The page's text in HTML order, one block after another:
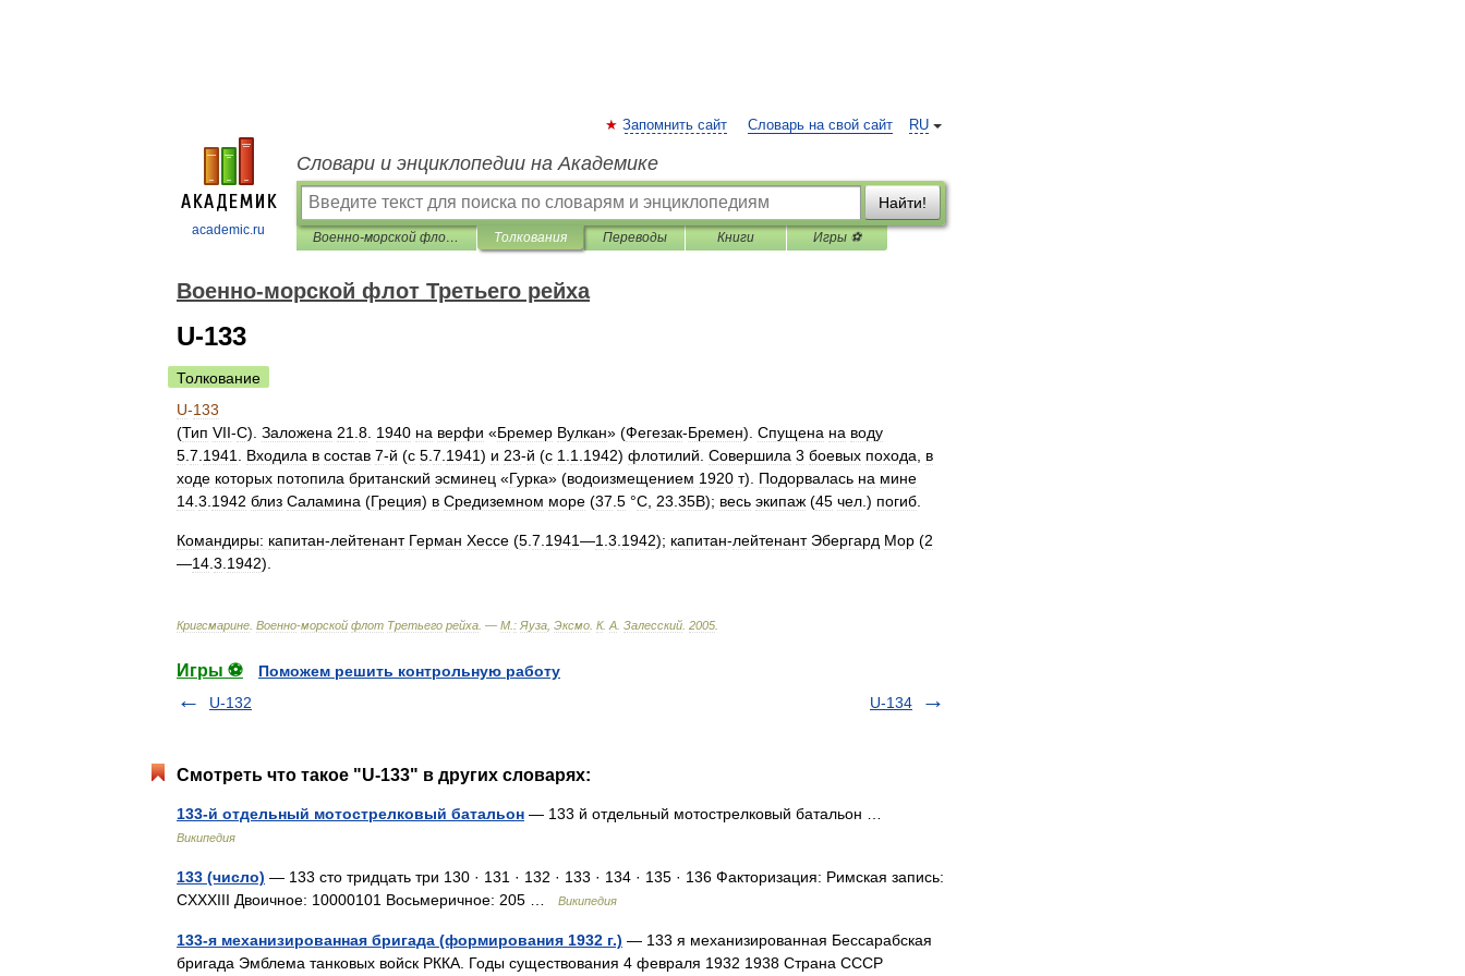
academic.ru
RU
Запомнить сайт Словарь на свой сайт
Словари и энциклопедии на Академике
Найти!
Военно-морской флот Третьего рейха Толкования Переводы Книги Игры ⚽
Военно-морской флот Третьего рейха
U-133
Толкование
U-133
(Тип VII-С). Заложена 21 8 1940 на верфи «Бремер Вулкан» (Фегезак-Бремен). Спущена на воду
5 7 1941 Входила в состав 7-й (с 5 7 1941) и 23-й (с 1 1 1942) флотилий Совершила 3 боевых похода
в
ходе которых потопила британский эсминец «Гурка» (водоизмещением 1920 т). Подорвалась на мине
14 3 1942 близ Саламина (Греция) в Средиземном море (37 5 °C 23 35В); весь экипаж (45 чел .) погиб
Командиры: капитан-лейтенант Герман Хессе (5 7 1941—1 3 1942); капитан-лейтенант Эбергард Мор (2
—14 3 1942).
Кригсмарине Военно-морской флот Третьего рейха . — М : Яуза Эксмо К. А Залесский 2005
Игры ⚽
Поможем решить контрольную работу
U-132
U-134
Смотреть что такое "U-133" в других словарях:
133-й отдельный мотострелковый батальон — 133 й отдельный мотострелковый батальон …
Википедия
133 (число) — 133 сто тридцать три 130 · 131 · 132 · 133 · 134 · 135 · 136 Факторизация: Римская запись:
CXXXIII Двоичное: 10000101 Восьмеричное: 205 …
Википедия
133-я механизированная бригада (формирования 1932 г.) — 133 я механизированная Бессарабская
бригада Эмблема танковых войск РККА. Годы существования 4 февраля 1932 1938 Страна СССР